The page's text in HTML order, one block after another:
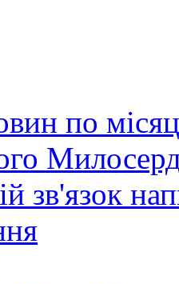
по
зв'язок